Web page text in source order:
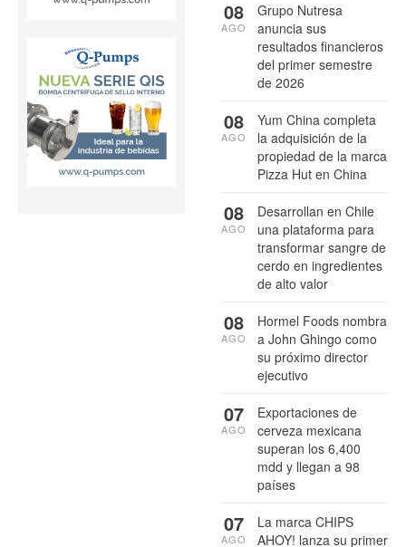
Grupo Nutresa
anuncia sus
resultados financieros
del primer semestre
de 2026
08
AGO
Yum China completa
la adquisición de la
propiedad de la marca
Pizza Hut en China
08
AGO
Desarrollan en Chile
una plataforma para
transformar sangre de
cerdo en ingredientes
de alto valor
08
AGO
Hormel Foods nombra
a John Ghingo como
su próximo director
ejecutivo
08
AGO
Exportaciones de
cerveza mexicana
superan los 6,400
mdd y llegan a 98
países
07
AGO
La marca CHIPS
AHOY! lanza su primer
07
AGO